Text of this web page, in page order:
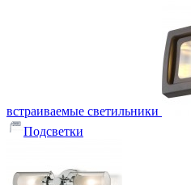
встраиваемые светильники
Подсветки